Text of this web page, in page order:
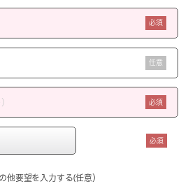
必須
任意
必須
必須
他要望を入力する(任意）